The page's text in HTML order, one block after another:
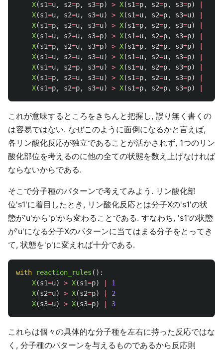
X(s1=u, s2=p, s3=p) > X(s1=p, s2=p, s3=p)
X(s1=u, s2=u, s3=u) > X(s1=u, s2=p, s3=u)
X(s1=p, s2=u, s3=u) > X(s1=p, s2=p, s3=u)
X(s1=u, s2=u, s3=p) > X(s1=u, s2=p, s3=p)
X(s1=p, s2=u, s3=p) > X(s1=p, s2=p, s3=p)
X(s1=u, s2=u, s3=u) > X(s1=u, s2=u, s3=p)
X(s1=u, s2=p, s3=u) > X(s1=u, s2=p, s3=p)
X(s1=p, s2=u, s3=u) > X(s1=p, s2=u, s3=p)
X(s1=p, s2=p, s3=u) > X(s1=p, s2=p, s3=p)
これが意味するところをきちんと把握し, 誤り無く書くの
は容易ではない. なぜこのように面倒になるかと言えば,
各リン酸化反応が独立であることが活かされず, 1つのリン
酸化部位を考えるのに他の全ての状態を数え上げなければ
ならないからである.
そこで分子種のパターンで考えてみよう. リン酸化部
位's1'に着目したとき, リン酸化反応とは分子Xの's1'の状
態が'u'から'p'から変わることである. すなわち, 's1'の状態
が'u'になる分子Xのパターンに当てはまる分子をとってき
て, 状態を'p'に変えれば十分である.
with reaction_rules ():
X(s1=u) > X(s1=p)
1
X(s2=u) > X(s2=p)
2
X(s3=u) > X(s3=p) 3
これらは個々の具体的な分子種を左右に持った反応ではな
く, 分子種のパターンを与えるものであるから反応則